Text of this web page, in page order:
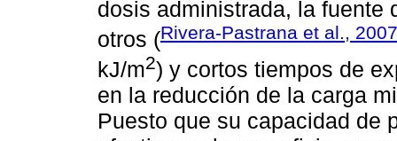
dosis administrada, la fuente
otros (Rivera-Pastrana et al., 2007
kJ/m2) y cortos tiempos de
en la reducción de la carga
Puesto que su capacidad de